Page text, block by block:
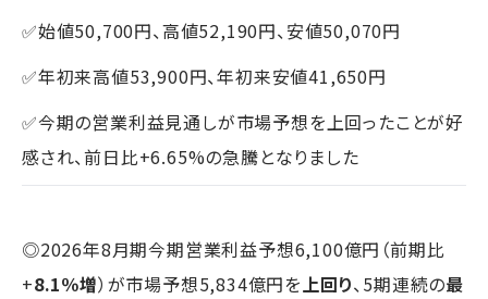
✅始値50,700円、高値52,190円、安値50,070円
✅年初来高値53,900円、年初来安値41,650円
✅今期の営業利益見通しが市場予想を上回ったことが好
感され、前日比+6.65%の急騰となりました
◎2026年8月期今期営業利益予想6,100億円（前期比
+8.1％増）が市場予想5,834億円を上回り、5期連続の最